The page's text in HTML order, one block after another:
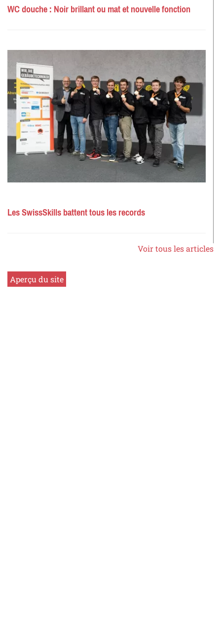
WC douche : Noir brillant ou mat et nouvelle fonction
Les SwissSkills battent tous les records
Voir tous les articles
Aperçu du site